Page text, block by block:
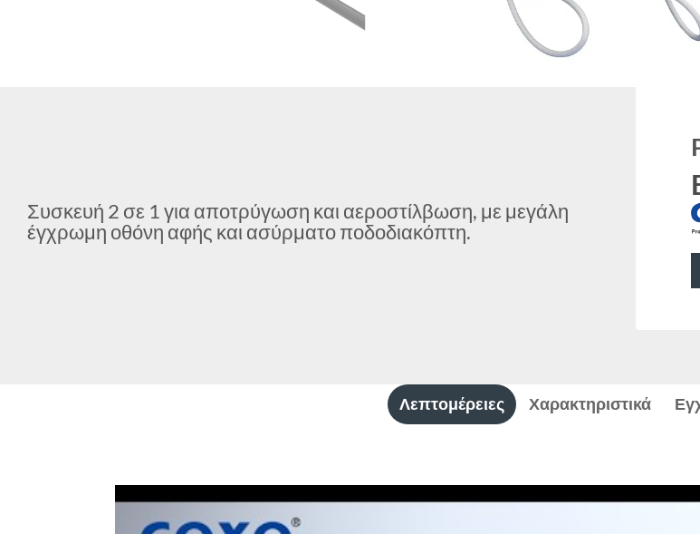
Συσκευή 2 σε 1 για αποτρύγωση και αεροστίλβωση, με μεγάλη
έγχρωμη οθόνη αφής και ασύρματο ποδοδιακόπτη.
Λεπτομέρειες Χαρακτηριστικά